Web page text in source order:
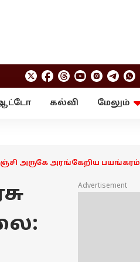
கல்வி
மேலும்
அருகே அரங்கேறிய
Advertisement